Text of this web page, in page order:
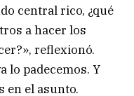
central rico, ¿qué
a hacer los
reflexionó.
lo padecemos. Y
en el asunto.